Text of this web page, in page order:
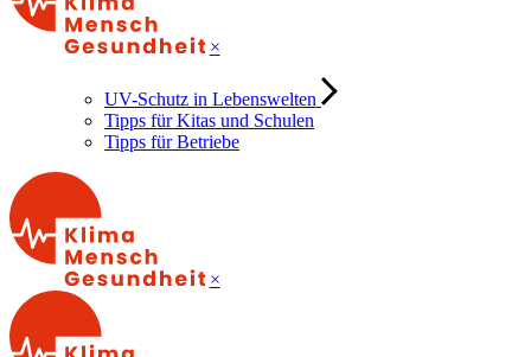
×
UV-Schutz in Lebenswelten
Tipps für Kitas und Schulen
Tipps für Betriebe
×